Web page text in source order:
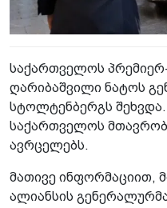
საქართველოს
ღარიბაშვილი ნატოს
სტოლტენბერგს შეხვდა.
საქართველოს
ავრცელებს.
მათივე ინფორმაციით,
ალიანსის